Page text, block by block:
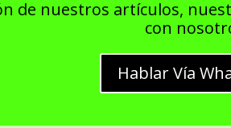
de nuestros artículos,
con
Hablar Vía